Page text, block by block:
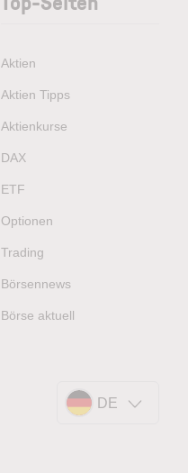
Aktien
Aktien Tipps
Aktienkurse
DAX
ETF
Optionen
Trading
Börsennews
Börse aktuell
DE